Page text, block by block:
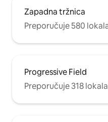
Zapadna tržnica
Preporučuje 580
Progressive Field
Preporučuje 318